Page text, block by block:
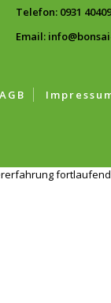
Telefon: 0931
Email:
AGB